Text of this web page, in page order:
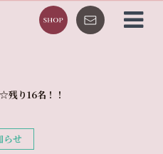
り16名！！
らせ